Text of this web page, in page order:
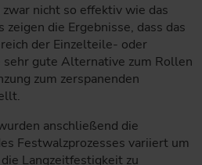
nicht so effektiv wie das
die Ergebnisse, dass das
der Einzelteile- oder
gute Alternative zum Rollen
zum zerspanenden
anschließend die
Festwalzprozesses variiert um
Langzeitfestigkeit zu